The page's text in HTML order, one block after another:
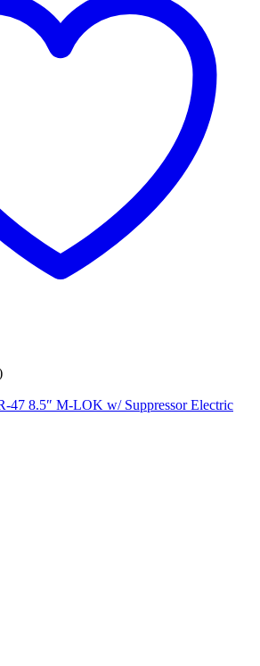
8.5″ M-LOK w/ Suppressor Electric